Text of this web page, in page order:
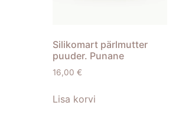
Silikomart pärlmutter
puuder. Punane
16,00 €
Lisa korvi